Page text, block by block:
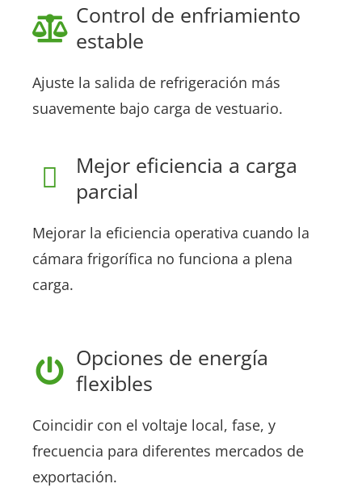
Control de enfriamiento
estable
Ajuste la salida de refrigeración más
suavemente bajo carga de vestuario.
Mejor eficiencia a carga
parcial
Mejorar la eficiencia operativa cuando la
cámara frigorífica no funciona a plena
carga.
Opciones de energía
flexibles
Coincidir con el voltaje local, fase, y
frecuencia para diferentes mercados de
exportación.